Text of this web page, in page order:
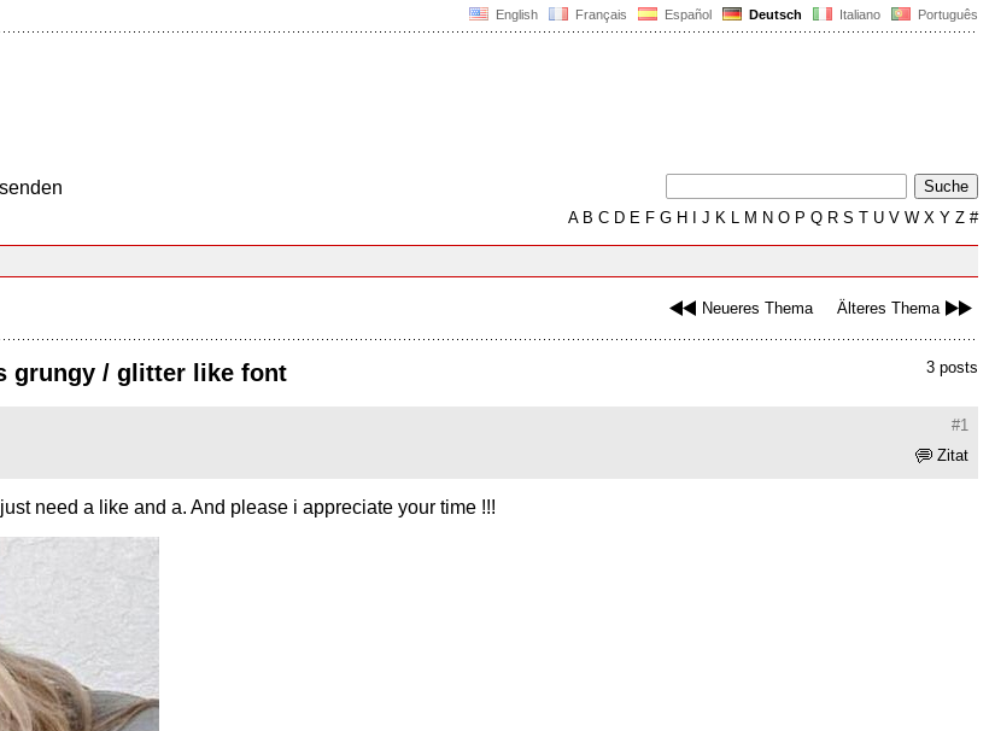
English Français Español Deutsch Italiano Português
AB C D E F G H J K L M N O P Q R S T U V W X Y Z #
Neueres Thema Älteres Thema
3 posts
grungy / glitter like font
#1
Zitat
need a like and a. And please i appreciate your time !!!